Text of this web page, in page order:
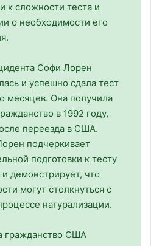
к сложности теста и
о необходимости его
Софи Лорен
и успешно сдала тест
месяцев. Она получила
в 1992 году,
переезда в США.
подчеркивает
подготовки к тесту
демонстрирует, что
могут столкнуться с
натурализации.
гражданство США